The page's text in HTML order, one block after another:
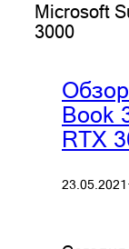
Microsoft
3000
Book
RTX
23.05.2021·